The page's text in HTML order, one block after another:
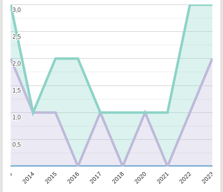
2014 2015 2016 2017 2018 2020 2021 2022 2023
0,5
0,5
1,0
1,0
1,5
1,5
2,0
2,0
2,5
2,5
3,0
3,0